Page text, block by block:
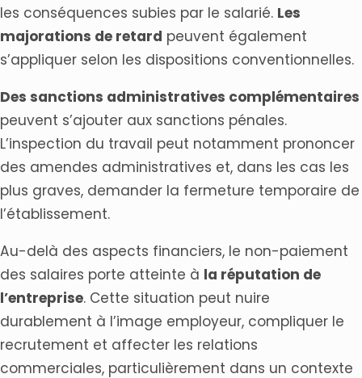
les conséquences subies par le salarié. Les
majorations de retard peuvent également
s’appliquer selon les dispositions conventionnelles.
Des sanctions administratives complémentaires
peuvent s’ajouter aux sanctions pénales.
L’inspection du travail peut notamment prononcer
des amendes administratives et, dans les cas les
plus graves, demander la fermeture temporaire de
l’établissement.
Au-delà des aspects financiers, le non-paiement
des salaires porte atteinte à la réputation de
l’entreprise. Cette situation peut nuire
durablement à l’image employeur, compliquer le
recrutement et affecter les relations
commerciales, particulièrement dans un contexte